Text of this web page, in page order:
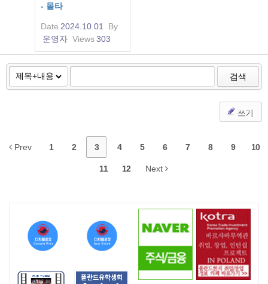
- 몰타
Date 2024.10.01
By
운영자 Views303
검색
쓰기
Prev 1 2 3 4 5 6 7 8 9 10
11 12 Next